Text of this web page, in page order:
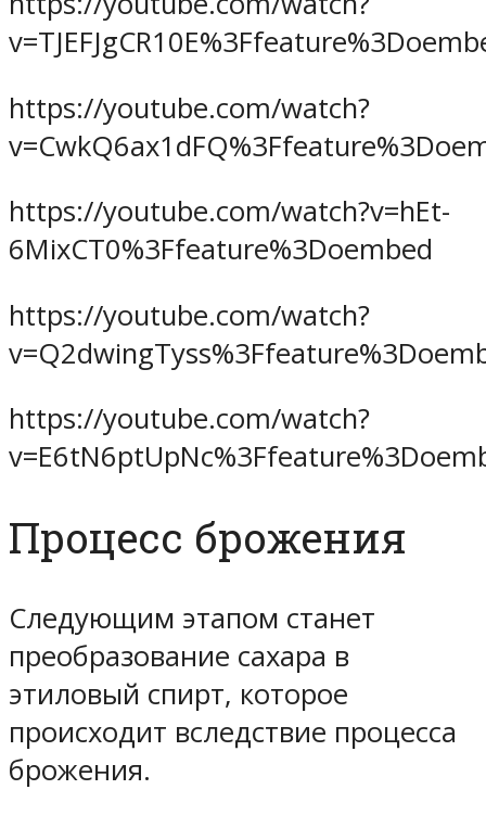
https://youtube.com/watch?
https://youtube.com/watch?v=hEt-
6MixCT0%3Ffeature%3Doembed
https://youtube.com/watch?
https://youtube.com/watch?
Процесс брожения
Следующим этапом станет
преобразование сахара в
этиловый спирт, которое
происходит вследствие процесса
брожения.